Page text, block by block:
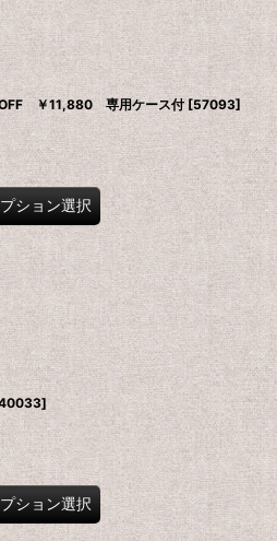
￥11,880 専用ケース付 [57093]
ション選択
]
ション選択